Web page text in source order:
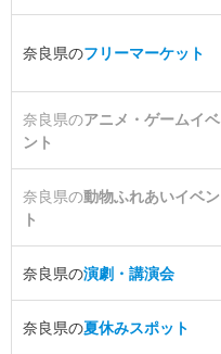
奈良県のフリーマーケット
奈良県のアニメ・ゲームイベ
ント
奈良県の動物ふれあいイベン
ト
奈良県の演劇・講演会
奈良県の夏休みスポット